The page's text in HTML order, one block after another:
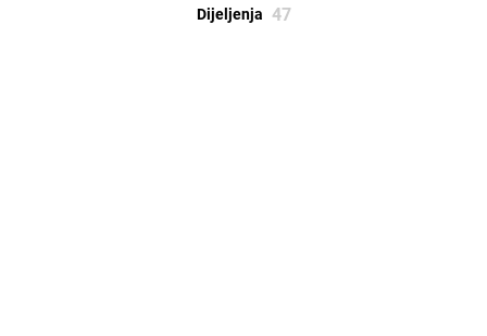
Dijeljenja 47